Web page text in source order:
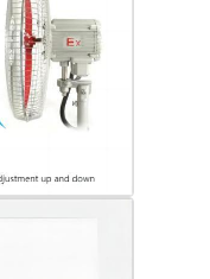
la alarma